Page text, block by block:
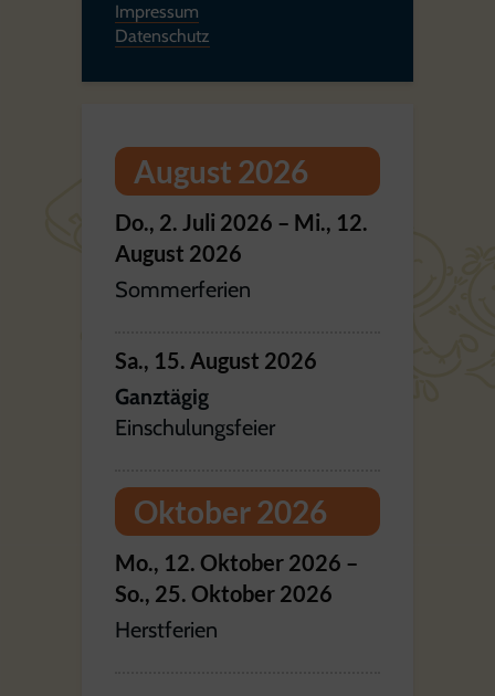
Impressum
Datenschutz
August 2026
Do., 2. Juli 2026 – Mi., 12.
August 2026
Sommerferien
Sa., 15. August 2026
Ganztägig
Einschulungsfeier
Oktober 2026
Mo., 12. Oktober 2026 –
So., 25. Oktober 2026
Herstferien